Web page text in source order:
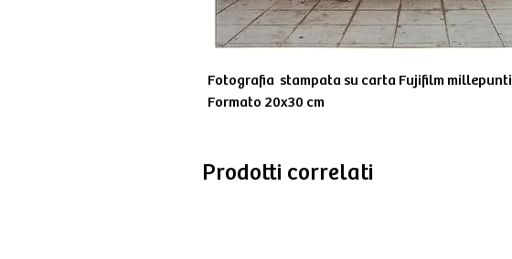
Fotografia stampata su carta Fujifilm millepunti
Formato 20x30 cm
Prodotti correlati